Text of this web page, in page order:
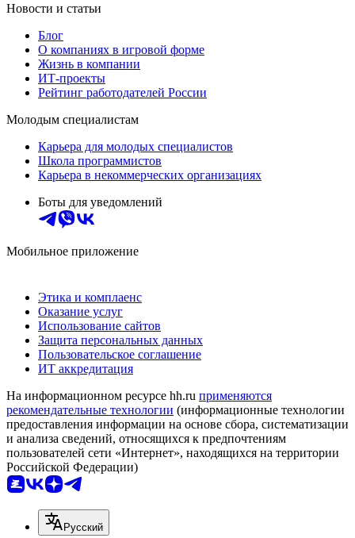
Новости и статьи
Блог
О компаниях в игровой форме
Жизнь в компании
ИТ-проекты
Рейтинг работодателей России
Молодым специалистам
Карьера для молодых специалистов
Школа программистов
Карьера в некоммерческих организациях
Боты для уведомлений
Мобильное приложение
Этика и комплаенс
Оказание услуг
Использование сайтов
Защита персональных данных
Пользовательское соглашение
ИТ аккредитация
На информационном ресурсе hh.ru применяются
рекомендательные технологии (информационные технологии
предоставления информации на основе сбора, систематизации
и анализа сведений, относящихся к предпочтениям
пользователей сети «Интернет», находящихся на территории
Российской Федерации)
Русский